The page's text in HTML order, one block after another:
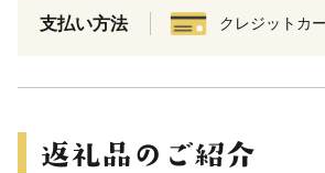
支払い方法 クレジットカ